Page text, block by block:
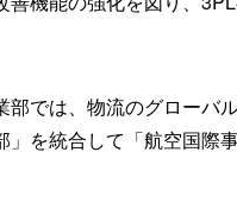
部では、物流のグローバ
」を統合して「航空国際